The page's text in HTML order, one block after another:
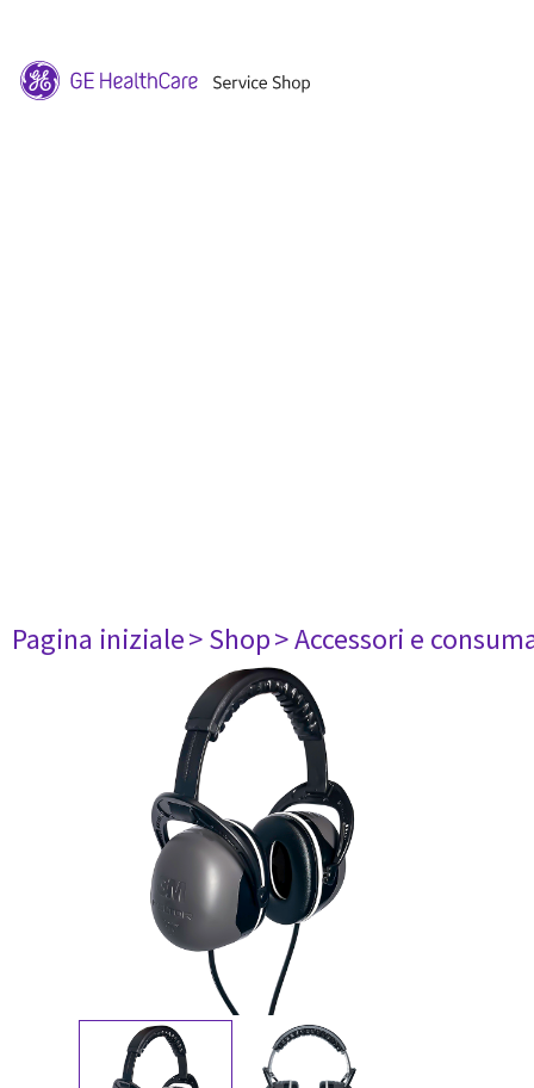
Pagina iniziale> Shop> Accessori e